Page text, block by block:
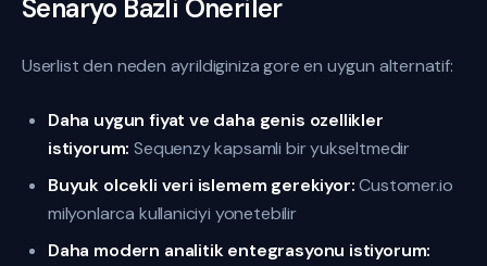
Senaryo Bazli Oneriler
Userlist den neden ayrildiginiza gore en uygun alternatif:
Daha uygun fiyat ve daha genis ozellikler
istiyorum: Sequenzy kapsamli bir yukseltmedir
Buyuk olcekli veri islemem gerekiyor:Customer.io
milyonlarca kullaniciyi yonetebilir
Daha modern analitik entegrasyonu istiyorum: